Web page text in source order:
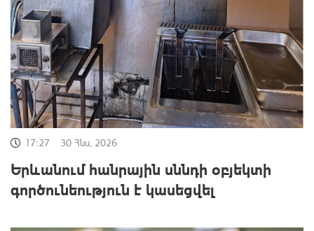
17:27 30 Հնս, 2026
Երևանում հանրային սննդի օբյեկտի
գործունեություն է կասեցվել